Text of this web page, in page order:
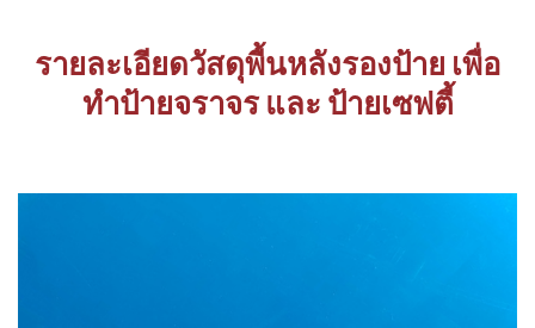
รายละเอียดวัสดุพื้นหลังรองป้าย เพื่อ
ทำป้ายจราจร และ ป้ายเซฟตี้